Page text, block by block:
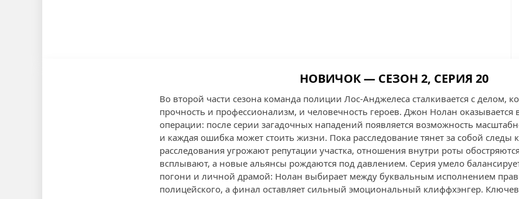
НОВИЧОК — СЕЗОН 2, СЕРИЯ 20
Во второй части сезона команда полиции Лос-Анджелеса сталкивается с делом,
прочность и профессионализм, и человечность героев. Джон Нолан оказывается
операции: после серии загадочных нападений появляется возможность
и каждая ошибка может стоить жизни. Пока расследование тянет за собой следы
расследования угрожают репутации участка, отношения внутри роты
всплывают, а новые альянсы рождаются под давлением. Серия умело
погони и личной драмой: Нолан выбирает между буквальным исполнением
полицейского, а финал оставляет сильный эмоциональный клиффхэнгер.